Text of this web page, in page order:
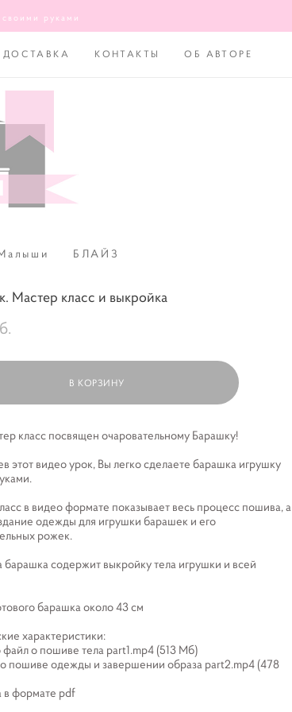
руками
КОНТАКТЫ ОБ АВТОРЕ
БЛАЙЗ
Мастер класс и выкройка
В КОРЗИНУ
класс посвящен очаровательному Барашку!
этот видео урок, Вы легко сделаете барашка игрушку
в видео формате показывает весь процесс пошива, а
одежды для игрушки барашек и его
рожек.
барашка содержит выкройку тела игрушки и всей
барашка около 43 см
характеристики:
файл о пошиве тела part1.mp4 (513 Мб)
пошиве одежды и завершении образа part2.mp4 (478
в формате pdf